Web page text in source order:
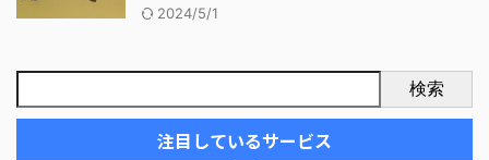
2024/5/1
検索
注目しているサービス